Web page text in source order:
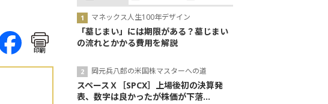
印刷
マネックス人生100年デザイン
「墓じまい」には期限がある？墓じまい
の流れとかかる費用を解説
岡元兵八郎の米国株マスターへの道
スペースＸ［SPCX］上場後初の決算発
表、数字は良かったが株価が下落...